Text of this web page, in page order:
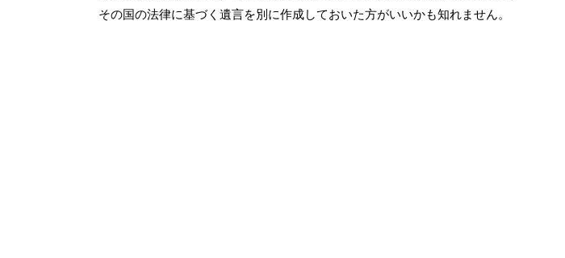
その国の法律に基づく遺言を別に作成しておいた方がいいかも知れません。